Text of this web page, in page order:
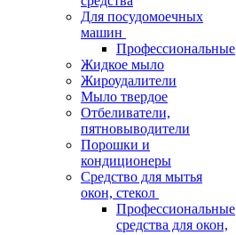
Для посудомоечных
машин
Профессиональные
Жидкое мыло
Жироудалители
Мыло твердое
Отбеливатели,
пятновыводители
Порошки и
кондиционеры
Средство для мытья
окон, стекол
Профессиональные
средства для окон,